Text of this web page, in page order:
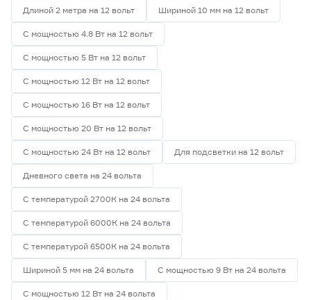
Длиной 2 метра на 12 вольт Шириной 10 мм на 12 вольт
С мощностью 4.8 Вт на 12 вольт
С мощностью 5 Вт на 12 вольт
С мощностью 12 Вт на 12 вольт
С мощностью 16 Вт на 12 вольт
С мощностью 20 Вт на 12 вольт
С мощностью 24 Вт на 12 вольт Для подсветки на 12 вольт
Дневного света на 24 вольта
С температурой 2700К на 24 вольта
С температурой 6000К на 24 вольта
С температурой 6500К на 24 вольта
Шириной 5 мм на 24 вольта С мощностью 9 Вт на 24 вольта
С мощностью 12 Вт на 24 вольта